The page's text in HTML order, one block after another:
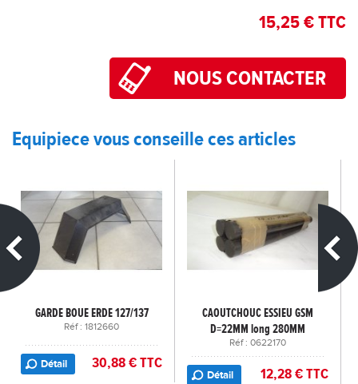
15,25 € TTC
Equipiece vous conseille ces articles
GARDE BOUE ERDE 127/137
Réf : 1812660
Détail 30,88 € TTC
CAOUTCHOUC ESSIEU GSM
D=22MM long 280MM
Réf : 0622170
Détail 12,28 € TTC